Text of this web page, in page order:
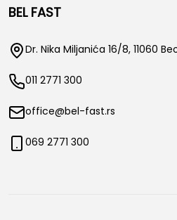
BEL FAST
Dr. Nika Miljanića 16/8, 11060
011 2771 300
office@bel-fast.rs
069 2771 300